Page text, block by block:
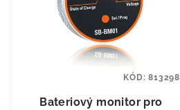
Bateriový monitor pro
KÓD:813298